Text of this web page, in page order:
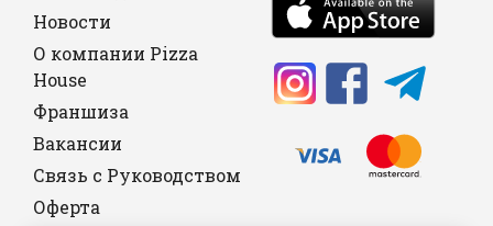
Новости
О компании Pizza
House
Франшиза
Вакансии
Связь с Руководством
Оферта